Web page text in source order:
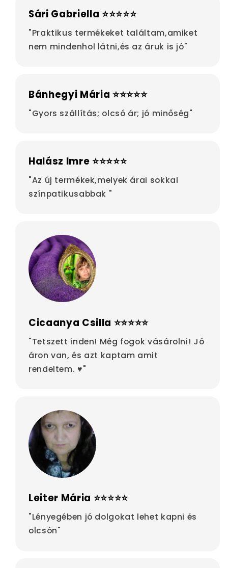
Sári Gabriella ⭐⭐⭐⭐⭐
"Praktikus termékeket találtam,amiket
nem mindenhol látni,és az áruk is jó"
Bánhegyi Mária ⭐⭐⭐⭐⭐
"Gyors szállítás; olcsó ár; jó minőség"
Halász Imre ⭐⭐⭐⭐⭐
"Az új termékek,melyek árai sokkal
színpatikusabbak "
Cicaanya Csilla ⭐⭐⭐⭐⭐
"Tetszett inden! Még fogok vásárolni! Jó
áron van, és azt kaptam amit
rendeltem. ♥"
Leiter Mária ⭐⭐⭐⭐⭐
"Lényegében jó dolgokat lehet kapni és
olcsón"